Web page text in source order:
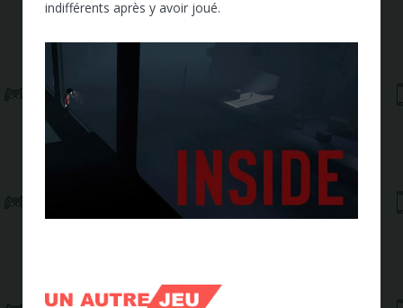
indifférents après y avoir joué.